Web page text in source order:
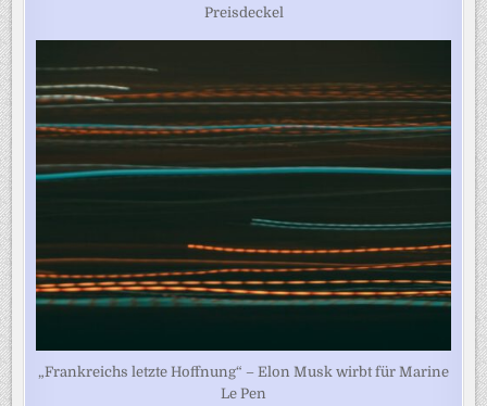
Preisdeckel
„Frankreichs letzte Hoffnung“ – Elon Musk wirbt für Marine
Le Pen